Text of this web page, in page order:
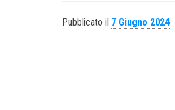
Pubblicato il 7 Giugno 2024